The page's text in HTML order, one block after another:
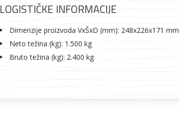
LOGISTIČKE INFORMACIJE
Dimenzije proizvoda VxŠxD (mm): 248x226x171 mm
Neto težina (kg): 1.500 kg
Bruto težina (kg): 2.400 kg